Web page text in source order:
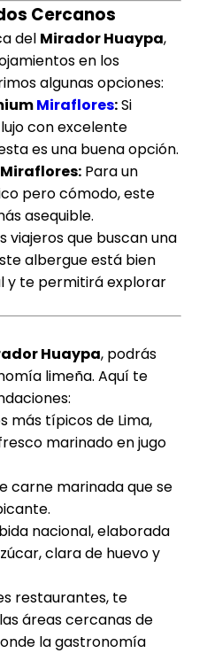
Cercanos
del Mirador Huaypa,
en los
algunas opciones:
Miraflores:Si
con excelente
es una buena opción.
Para un
pero cómodo, este
asequible.
viajeros que buscan una
albergue está bien
y te permitirá explorar
Huaypa, podrás
limeña. Aquí te
más típicos de Lima,
marinado en jugo
carne marinada que se
nacional, elaborada
clara de huevo y
restaurantes, te
áreas cercanas de
la gastronomía